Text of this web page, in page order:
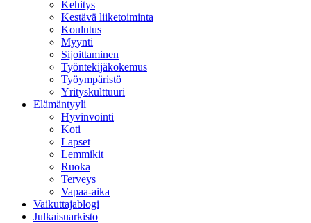
Kehitys
Kestävä liiketoiminta
Koulutus
Myynti
Sijoittaminen
Työntekijäkokemus
Työympäristö
Yrityskulttuuri
Elämäntyyli
Hyvinvointi
Koti
Lapset
Lemmikit
Ruoka
Terveys
Vapaa-aika
Vaikuttajablogi
Julkaisuarkisto